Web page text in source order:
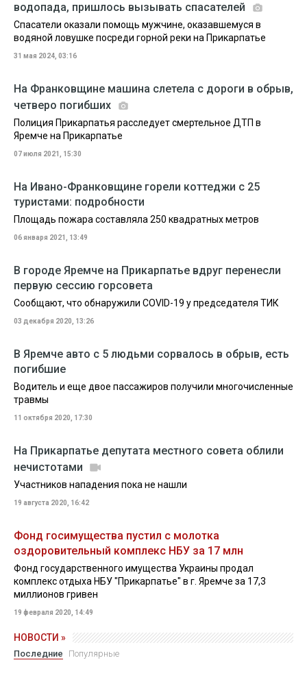
водопада, пришлось вызывать спасателей
Спасатели оказали помощь мужчине, оказавшемуся в
водяной ловушке посреди горной реки на Прикарпатье
31 мая 2024, 03:16
На Франковщине машина слетела с дороги в обрыв,
четверо погибших
Полиция Прикарпатья расследует смертельное ДТП в
Яремче на Прикарпатье
07 июля 2021, 15:30
На Ивано-Франковщине горели коттеджи с 25
туристами: подробности
Площадь пожара составляла 250 квадратных метров
06 января 2021, 13:49
В городе Яремче на Прикарпатье вдруг перенесли
первую сессию горсовета
Сообщают, что обнаружили COVID-19 у председателя ТИК
03 декабря 2020, 13:26
В Яремче авто с 5 людьми сорвалось в обрыв, есть
погибшие
Водитель и еще двое пассажиров получили многочисленные
травмы
11 октября 2020, 17:30
На Прикарпатье депутата местного совета облили
нечистотами
Участников нападения пока не нашли
19 августа 2020, 16:42
Фонд госимущества пустил с молотка
оздоровительный комплекс НБУ за 17 млн
Фонд государственного имущества Украины продал
комплекс отдыха НБУ "Прикарпатье" в г. Яремче за 17,3
миллионов гривен
19 февраля 2020, 14:49
НОВОСТИ »
Последние Популярные